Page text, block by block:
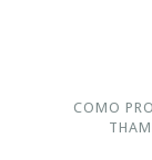
COMO